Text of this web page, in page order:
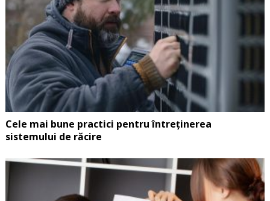
Cele mai bune practici pentru întreținerea
sistemului de răcire